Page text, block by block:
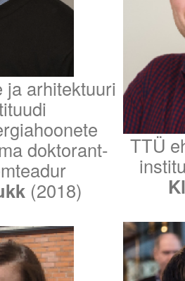
ja arhitektuuri
doktorant-
(2018)
TTÜ